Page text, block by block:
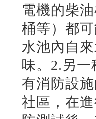
電機的柴
桶等）都
水池內自
味。2.另一
有消防設
社區，在